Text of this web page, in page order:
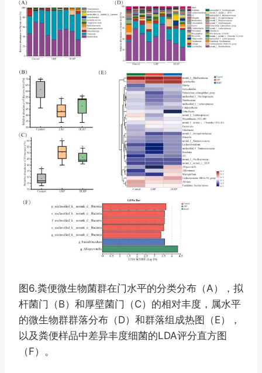
图6.粪便微生物菌群在门水平的分类分布（A），拟
杆菌门（B）和厚壁菌门（C）的相对丰度，属水平
的微生物群群落分布（D）和群落组成热图（E），
以及粪便样品中差异丰度细菌的LDA评分直方图
（F）。